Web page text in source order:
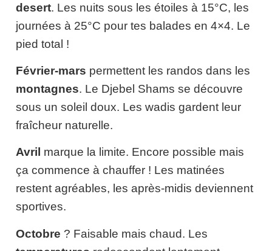
desert. Les nuits sous les étoiles à 15°C, les
journées à 25°C pour tes balades en 4×4. Le
pied total !
Février-mars permettent les randos dans les
montagnes. Le Djebel Shams se découvre
sous un soleil doux. Les wadis gardent leur
fraîcheur naturelle.
Avril marque la limite. Encore possible mais
ça commence à chauffer ! Les matinées
restent agréables, les après-midis deviennent
sportives.
Octobre ? Faisable mais chaud. Les